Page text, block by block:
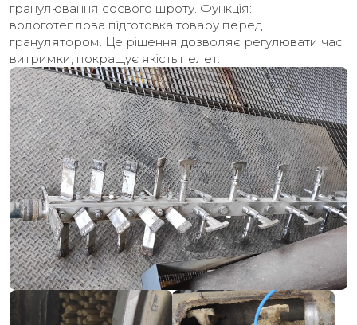
гранулювання соєвого шроту. Функція:
вологотеплова підготовка товару перед
гранулятором. Це рішення дозволяє регулювати час
витримки, покращує якість пелет.